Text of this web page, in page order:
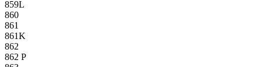
859L
860
861
861K
862
862 P